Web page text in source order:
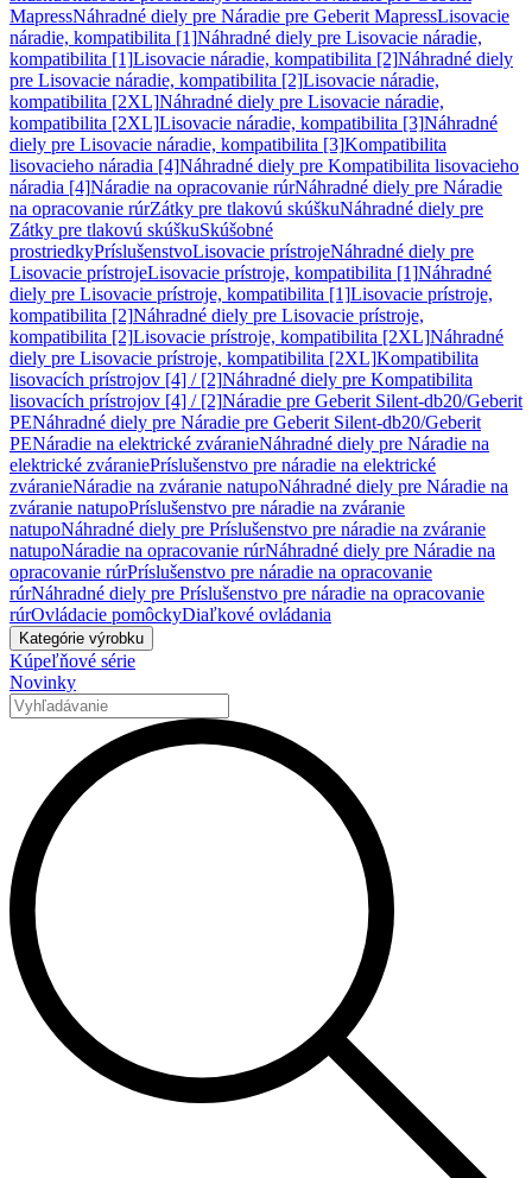
MapressNáhradné diely pre Náradie pre Geberit MapressLisovacie
náradie, kompatibilita [1]Náhradné diely pre Lisovacie náradie,
kompatibilita [1]Lisovacie náradie, kompatibilita [2]Náhradné diely
pre Lisovacie náradie, kompatibilita [2]Lisovacie náradie,
kompatibilita [2XL]Náhradné diely pre Lisovacie náradie,
kompatibilita [2XL]Lisovacie náradie, kompatibilita [3]Náhradné
diely pre Lisovacie náradie, kompatibilita [3]Kompatibilita
lisovacieho náradia [4]Náhradné diely pre Kompatibilita lisovacieho
náradia [4]Náradie na opracovanie rúrNáhradné diely pre Náradie
na opracovanie rúrZátky pre tlakovú skúškuNáhradné diely pre
Zátky pre tlakovú skúškuSkúšobné
prostriedkyPríslušenstvoLisovacie prístrojeNáhradné diely pre
Lisovacie prístrojeLisovacie prístroje, kompatibilita [1]Náhradné
diely pre Lisovacie prístroje, kompatibilita [1]Lisovacie prístroje,
kompatibilita [2]Náhradné diely pre Lisovacie prístroje,
kompatibilita [2]Lisovacie prístroje, kompatibilita [2XL]Náhradné
diely pre Lisovacie prístroje, kompatibilita [2XL]Kompatibilita
lisovacích prístrojov [4] / [2]Náhradné diely pre Kompatibilita
lisovacích prístrojov [4] / [2]Náradie pre Geberit Silent-db20/Geberit
PENáhradné diely pre Náradie pre Geberit Silent-db20/Geberit
PENáradie na elektrické zváranieNáhradné diely pre Náradie na
elektrické zváraniePríslušenstvo pre náradie na elektrické
zváranieNáradie na zváranie natupoNáhradné diely pre Náradie na
zváranie natupoPríslušenstvo pre náradie na zváranie
natupoNáhradné diely pre Príslušenstvo pre náradie na zváranie
natupoNáradie na opracovanie rúrNáhradné diely pre Náradie na
opracovanie rúrPríslušenstvo pre náradie na opracovanie
rúrNáhradné diely pre Príslušenstvo pre náradie na opracovanie
rúrOvládacie pomôckyDiaľkové ovládania
Kategórie výrobku
Kúpeľňové série
Novinky